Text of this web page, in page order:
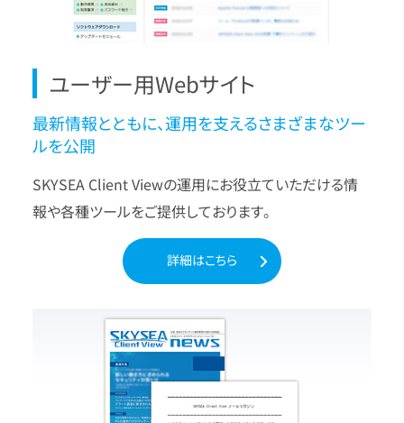
ユーザー用Webサイト
最新情報とともに、運用を支えるさまざまなツー
ルを公開
SKYSEA Client Viewの運用にお役立ていただける情
報や各種ツールをご提供しております。
詳細はこちら